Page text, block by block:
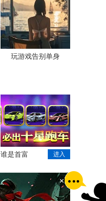
玩游戏告别单身
谁是首富 进入
×